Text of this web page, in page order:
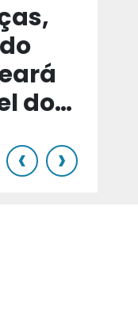
do
‹ ›